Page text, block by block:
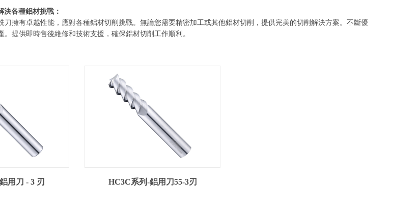
決各種鋁材挑戰：
刀擁有卓越性能，應對各種鋁材切削挑戰。無論您需要精密加工或其他鋁材切削，提供完美的切削解決方案。不斷優
。提供即時售後維修和技術支援，確保鋁材切削工作順利。
用刀 - 3 刃 HC3C系列-鋁用刀55-3刃